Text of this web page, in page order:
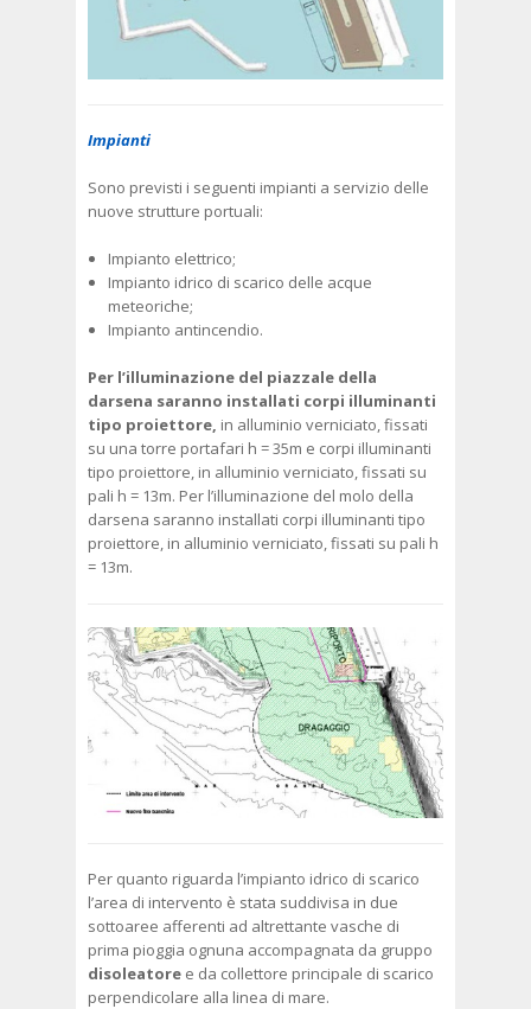
Impianti
Sono previsti i seguenti impianti a servizio delle
nuove strutture portuali:
Impianto elettrico;
Impianto idrico di scarico delle acque
meteoriche;
Impianto antincendio.
Per l’illuminazione del piazzale della
darsena saranno installati corpi illuminanti
tipo proiettore, in alluminio verniciato, fissati
su una torre portafari h = 35m e corpi illuminanti
tipo proiettore, in alluminio verniciato, fissati su
pali h = 13m. Per l’illuminazione del molo della
darsena saranno installati corpi illuminanti tipo
proiettore, in alluminio verniciato, fissati su pali h
= 13m.
Per quanto riguarda l’impianto idrico di scarico
l’area di intervento è stata suddivisa in due
sottoaree afferenti ad altrettante vasche di
prima pioggia ognuna accompagnata da gruppo
disoleatore e da collettore principale di scarico
perpendicolare alla linea di mare.